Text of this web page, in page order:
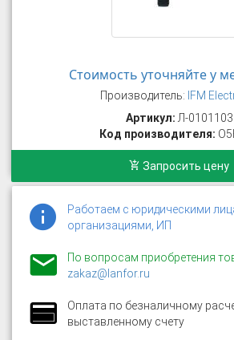
Стоимость уточняйте у
Производитель: IFM
Артикул: Л-0101103
Код производителя:
Запросить цену
Работаем с юридическими
организациями, ИП
По вопросам приобретения
zakaz@lanfor.ru
Оплата по безналичному
выставленному счету